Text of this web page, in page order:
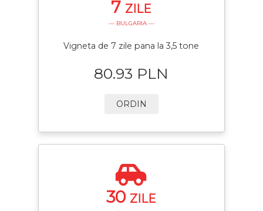
7 ZILE
— BULGARIA —
Vigneta de 7 zile pana la 3,5 tone
80.93 PLN
ORDIN
30 ZILE